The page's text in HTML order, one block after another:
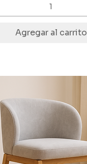
Agregar al carrito